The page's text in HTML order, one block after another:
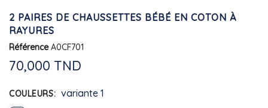
2 PAIRES DE CHAUSSETTES BÉBÉ EN COTON À
RAYURES
Référence A0CF701
70,000 TND
COULEURS variante 1